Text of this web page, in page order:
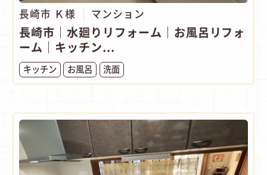
長崎市 Ｋ様 マンション
長崎市｜水廻りリフォーム｜お風呂リフォ
ーム｜キッチン...
キッチン お風呂 洗面